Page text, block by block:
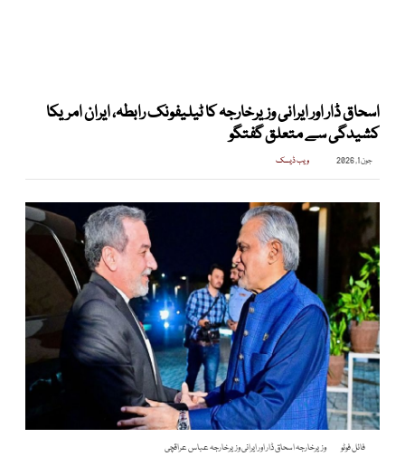
اسحاق ڈار اور ایرانی وزیرخارجہ کا ٹیلیفونک رابطہ، ایران امریکا
کشیدگی سے متعلق گفتگو
جون 1, 2026 ویب ڈیسک
فائل فوٹو وزیرخارجہ اسحاق ڈار اور ایرانی وزیرخارجہ عباس عراقچی